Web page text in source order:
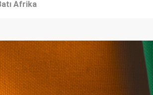
Afrika